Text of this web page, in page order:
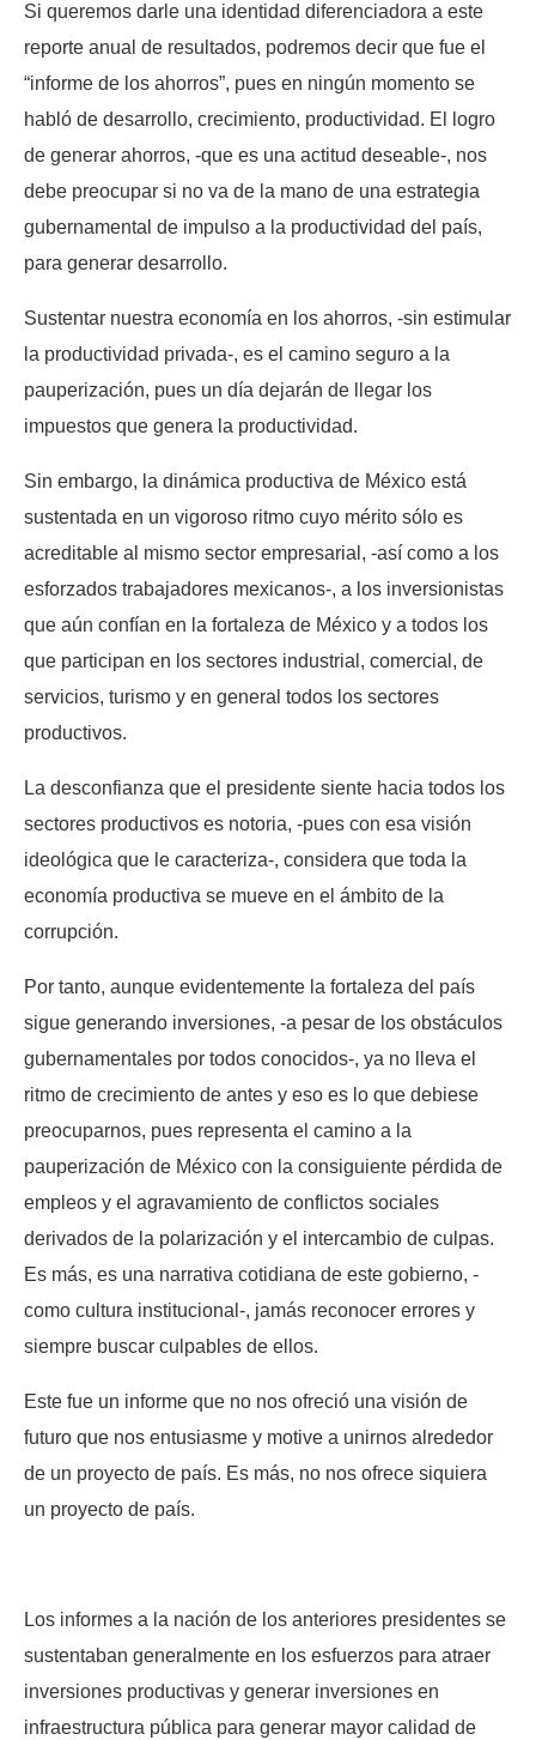
Si queremos darle una identidad diferenciadora a este
reporte anual de resultados, podremos decir que fue el
“informe de los ahorros”, pues en ningún momento se
habló de desarrollo, crecimiento, productividad. El logro
de generar ahorros, -que es una actitud deseable-, nos
debe preocupar si no va de la mano de una estrategia
gubernamental de impulso a la productividad del país,
para generar desarrollo.
Sustentar nuestra economía en los ahorros, -sin estimular
la productividad privada-, es el camino seguro a la
pauperización, pues un día dejarán de llegar los
impuestos que genera la productividad.
Sin embargo, la dinámica productiva de México está
sustentada en un vigoroso ritmo cuyo mérito sólo es
acreditable al mismo sector empresarial, -así como a los
esforzados trabajadores mexicanos-, a los inversionistas
que aún confían en la fortaleza de México y a todos los
que participan en los sectores industrial, comercial, de
servicios, turismo y en general todos los sectores
productivos.
La desconfianza que el presidente siente hacia todos los
sectores productivos es notoria, -pues con esa visión
ideológica que le caracteriza-, considera que toda la
economía productiva se mueve en el ámbito de la
corrupción.
Por tanto, aunque evidentemente la fortaleza del país
sigue generando inversiones, -a pesar de los obstáculos
gubernamentales por todos conocidos-, ya no lleva el
ritmo de crecimiento de antes y eso es lo que debiese
preocuparnos, pues representa el camino a la
pauperización de México con la consiguiente pérdida de
empleos y el agravamiento de conflictos sociales
derivados de la polarización y el intercambio de culpas.
Es más, es una narrativa cotidiana de este gobierno, -
como cultura institucional-, jamás reconocer errores y
siempre buscar culpables de ellos.
Este fue un informe que no nos ofreció una visión de
futuro que nos entusiasme y motive a unirnos alrededor
de un proyecto de país. Es más, no nos ofrece siquiera
un proyecto de país.
Los informes a la nación de los anteriores presidentes se
sustentaban generalmente en los esfuerzos para atraer
inversiones productivas y generar inversiones en
infraestructura pública para generar mayor calidad de